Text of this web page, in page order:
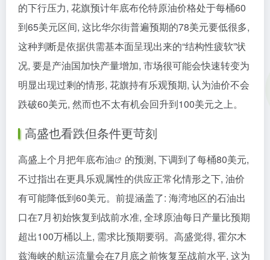
的下行压力, 花旗预计年底布伦特原油价格处于每桶60
到65美元区间, 这比华尔街普遍预期的78美元要低很多,
这种判断是依据供需基本面呈现出来的“结构性疲软”状
况, 要是产油国加快产量增加, 市场很可能会快速转变为
明显出现过剩的情形, 花旗持有乐观预期, 认为油价不会
跌破60美元, 然而也不太有机会回升到100美元之上。
高盛也看跌但条件更苛刻
高盛上个月把年底布油
的预测, 下调到了每桶80美元,
不过指出在更具乐观属性的供应正常化情形之下, 油价
有可能降低到60美元。前提涵盖了: 海湾地区的石油出
口在7月初始恢复到战前水准, 全球原油每日产量比预期
超出100万桶以上, 需求比预期要弱。高盛觉得, 霍尔木
兹海峡的航运流量会在7月底之前恢复至战前水平, 这为